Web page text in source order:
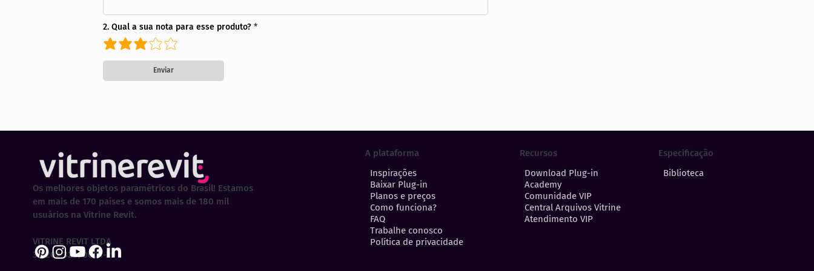
2. Qual a sua nota para esse produto?
Enviar
A plataforma
Inspirações
Baixar Plug-in
Planos e preços
Como funciona?
FAQ
Trabalhe conosco
Política de privacidade
Recursos
Download Plug-in
Academy
Comunidade VIP
Central Arquivos Vitrine
Atendimento VIP
Especificação
Biblioteca
Os melhores objetos paramétricos do Brasil! Estamos
em mais de 170 países e somos mais de 180 mil
usuários na Vitrine Revit.
VITRINE REVIT LTDA
30.202.323/0001-29